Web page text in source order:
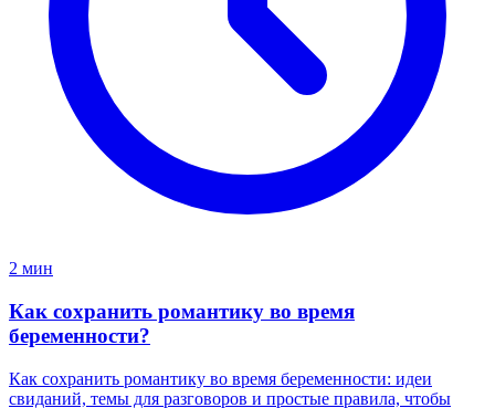
2 мин
Как сохранить романтику во время
беременности?
Как сохранить романтику во время беременности: идеи
свиданий, темы для разговоров и простые правила, чтобы